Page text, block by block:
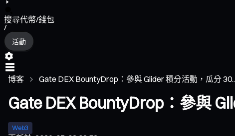
搜尋代幣/錢包
/
活動
博客 Gate DEX BountyDrop：參與 Glider 積分活動，瓜分
Gate DEX BountyDrop：參與
Web3